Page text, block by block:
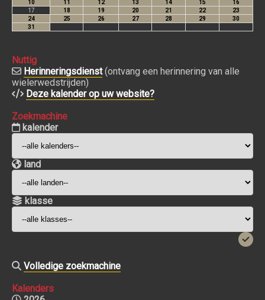
Nuttig
Herinneringsdienst(ontvang een herinnering van alle
wielerwedstrijden)
Deze kalender op uw website?
Zoekmachine
kalender
land
klasse
Volledige zoekmachine
Kalenders